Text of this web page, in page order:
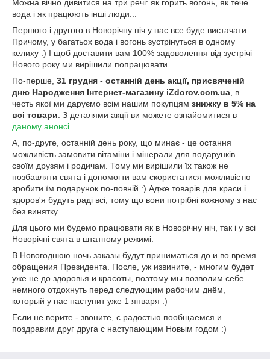
Можна вічно дивитися на три речі: як горить вогонь, як тече
вода і як працюють інші люди...
Першого і другого в Новорічну ніч у нас все буде вистачати.
Причому, у багатьох вода і вогонь зустрінуться в одному
келиху :) І щоб доставити вам 100% задоволення від зустрічі
Нового року ми вирішили попрацювати.
По-перше, 31 грудня - останній день акції, присвяченій
дню Народження Інтернет-магазину iZdorov.com.ua , в
честь якої ми даруємо всім нашим покупцям знижку в 5% на
всі товари . З деталями акції ви можете ознайомитися в
даному анонсі
А, по-друге, останній день року, що минає - це остання
можливість замовити вітаміни і мінерали для подарунків
своїм друзям і родичам. Тому ми вирішили їх також не
позбавляти свята і допомогти вам скористатися можливістю
зробити їм подарунок по-повній :) Адже товарів для краси і
здоров'я будуть раді всі, тому що вони потрібні кожному з нас
без винятку.
Для цього ми будемо працювати як в Новорічну ніч, так і у всі
Новорічні свята в штатному режимі.
В Новогоднюю ночь заказы будут приниматься до и во время
обращения Президента. После, уж извините, - многим будет
уже не до здоровья и красоты, поэтому мы позволим себе
немного отдохнуть перед следующим рабочим днём,
который у нас наступит уже 1 января :)
Если не верите - звоните, с радостью пообщаемся и
поздравим друг друга с наступающим Новым годом :)